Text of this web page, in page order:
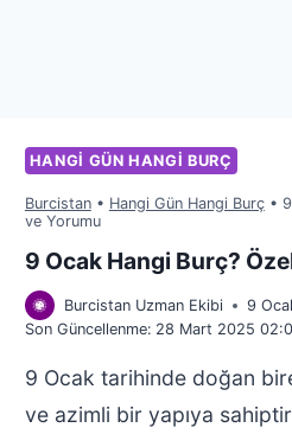
HANGI GÜN HANGI BURÇ
Burcistan• Hangi Gün Hangi Burç•
ve Yorumu
9 Ocak Hangi Burç?
Burcistan Uzman Ekibi
9
Son Güncellenme: 28 Mart 2025
9 Ocak tarihinde doğan
ve azimli bir yapıya